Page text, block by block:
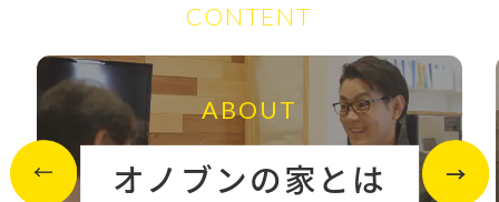
CONTENT
ABOUT
オノブンの家とは